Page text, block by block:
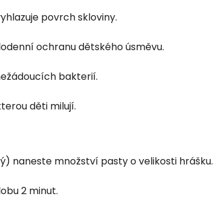
povrch skloviny.
ochranu dětského úsměvu.
bakterií.
děti milují.
naneste množství pasty o velikosti hrášku.
2 minut.